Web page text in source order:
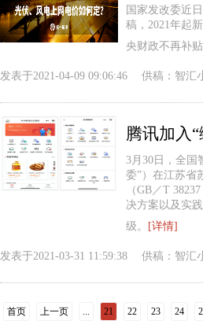
国家发改委近
稿，2021年起
央财政不再补贴
发表于2021-04-09 09:06:46 供稿： 智汇
3月30日，全国
委”）在江苏省
（GB／T
决方案以及实
级。
[详情]
发表于2021-03-31 11:59:38 供稿： 智汇
首页 上一页 ... 21 22 23 24